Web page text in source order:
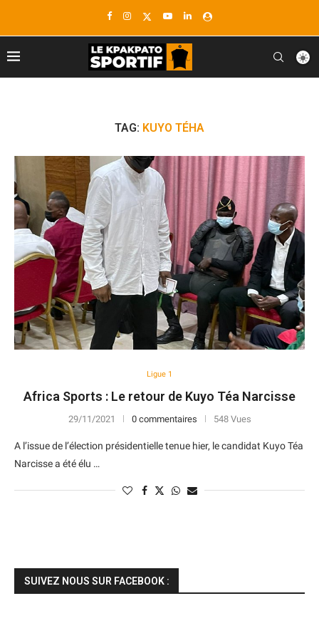
TAG: KUYO TÉHA
Ligue 1
Africa Sports : Le retour de Kuyo Téa Narcisse
29/11/2021 0 commentaires 548 Vues
A l’issue de l’élection présidentielle tenue hier, le candidat Kuyo Téa
Narcisse a été élu …
SUIVEZ NOUS SUR FACEBOOK :